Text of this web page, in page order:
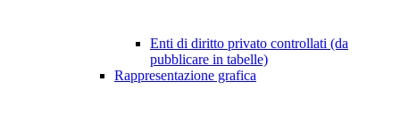
Enti di diritto privato controllati (da
pubblicare in tabelle)
Rappresentazione grafica